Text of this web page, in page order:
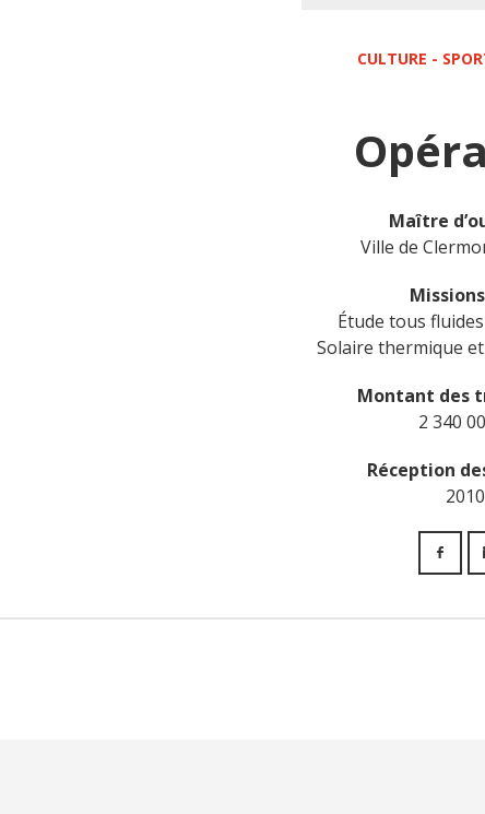
CULTURE -
Maître
Ville de
Missions
Étude tous fluides
Solaire thermique
Montant des
2 340
Réception
2010